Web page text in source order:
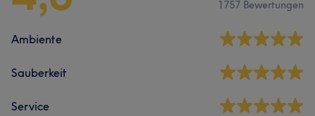
1757 Bewertungen
Ambiente
Sauberkeit
Service